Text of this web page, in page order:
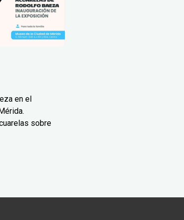
en el
sobre